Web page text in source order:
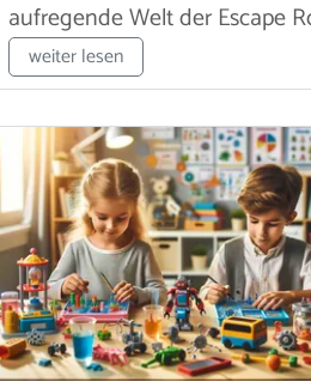
aufregende Welt der Escape
erkunden,...
weiter lesen